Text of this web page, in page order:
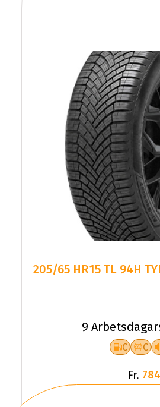
205/65 HR15 TL 94H
9
C C
Fr.